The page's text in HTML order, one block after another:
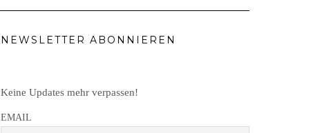
NEWSLETTER ABONNIEREN
Keine Updates mehr verpassen!
EMAIL